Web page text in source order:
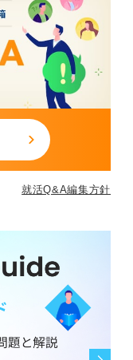
就活Q&A編集方針